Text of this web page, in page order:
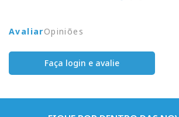
AvaliarOpiniões
Faça login e avalie